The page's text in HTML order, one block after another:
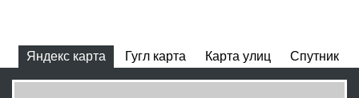
Яндекс карта Гугл карта Карта улиц Спутник